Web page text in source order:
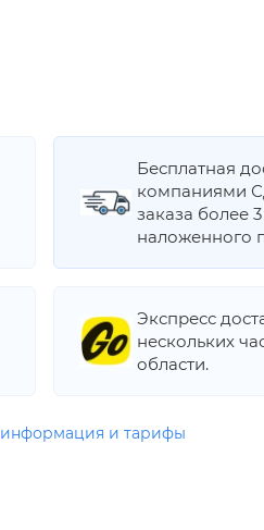
Бесплатная
компаниями
заказа более
наложенного
Экспресс
нескольких
области.
и тарифы